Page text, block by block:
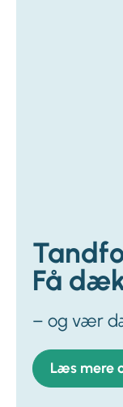
Få
– og vær
Læs mere